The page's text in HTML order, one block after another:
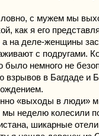
с мужем мы
как я его
на деле-женщины
с подругами.
было немного не
взрывов в Багдаде и
«выходы в люди»
неделю колесили
шикарные